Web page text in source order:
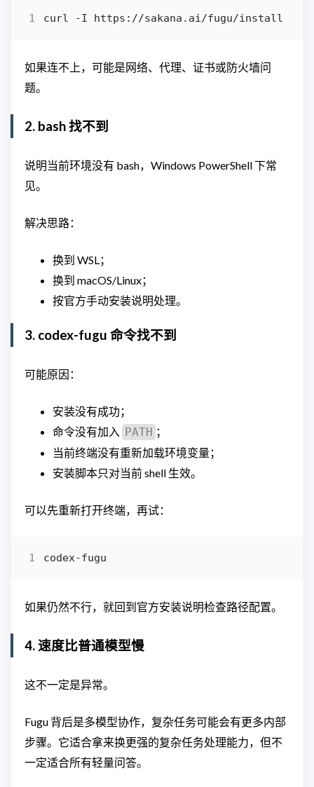
如果连不上，可能是网络、代理、证书或防火墙问
题。
2. bash 找不到
说明当前环境没有 bash，Windows PowerShell 下常
见。
解决思路：
换到 WSL；
换到 macOS/Linux；
按官方手动安装说明处理。
3. codex-fugu 命令找不到
可能原因：
安装没有成功；
命令没有加入
PATH ；
当前终端没有重新加载环境变量；
安装脚本只对当前 shell 生效。
可以先重新打开终端，再试：
如果仍然不行，就回到官方安装说明检查路径配置。
4. 速度比普通模型慢
这不一定是异常。
Fugu 背后是多模型协作，复杂任务可能会有更多内部
步骤。它适合拿来换更强的复杂任务处理能力，但不
一定适合所有轻量问答。